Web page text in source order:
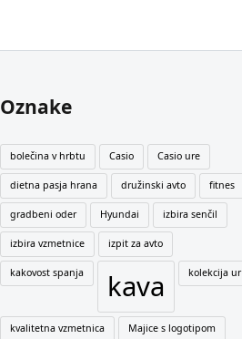
Oznake
bolečina v hrbtu Casio Casio ure
dietna pasja hrana družinski avto fitnes
gradbeni oder Hyundai izbira senčil
izbira vzmetnice izpit za avto
kakovost spanja kava kolekcija ur
kvalitetna vzmetnica Majice s logotipom